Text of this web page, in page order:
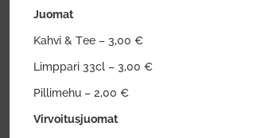
Juomat
Kahvi & Tee – 3,00 €
Limppari 33cl – 3,00 €
Pillimehu – 2,00 €
Virvoitusjuomat